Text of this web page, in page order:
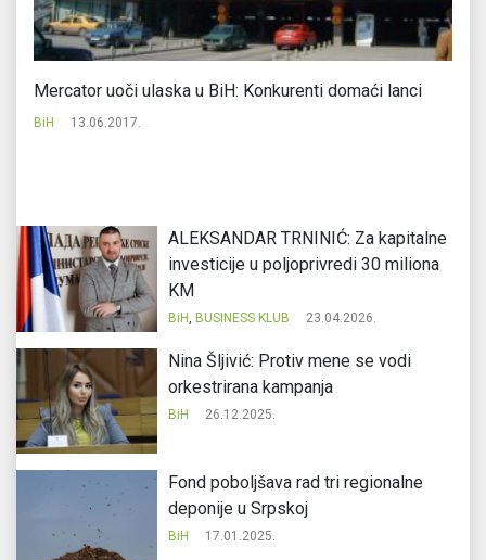
Mercator uoči ulaska u BiH: Konkurenti domaći lanci
BiH 13.06.2017.
ALEKSANDAR TRNINIĆ: Za kapitalne
investicije u poljoprivredi 30 miliona
KM
BiH, BUSINESS KLUB 23.04.2026.
Nina Šljivić: Protiv mene se vodi
orkestrirana kampanja
BiH 26.12.2025.
Fond poboljšava rad tri regionalne
deponije u Srpskoj
BiH 17.01.2025.